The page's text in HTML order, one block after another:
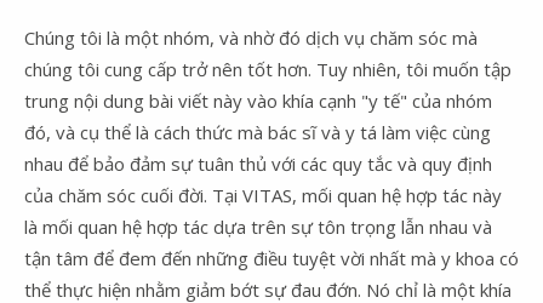
Chúng tôi là một nhóm, và nhờ đó dịch vụ chăm sóc mà
chúng tôi cung cấp trở nên tốt hơn. Tuy nhiên, tôi muốn tập
trung nội dung bài viết này vào khía cạnh "y tế" của nhóm
đó, và cụ thể là cách thức mà bác sĩ và y tá làm việc cùng
nhau để bảo đảm sự tuân thủ với các quy tắc và quy định
của chăm sóc cuối đời. Tại VITAS, mối quan hệ hợp tác này
là mối quan hệ hợp tác dựa trên sự tôn trọng lẫn nhau và
tận tâm để đem đến những điều tuyệt vời nhất mà y khoa có
thể thực hiện nhằm giảm bớt sự đau đớn. Nó chỉ là một khía